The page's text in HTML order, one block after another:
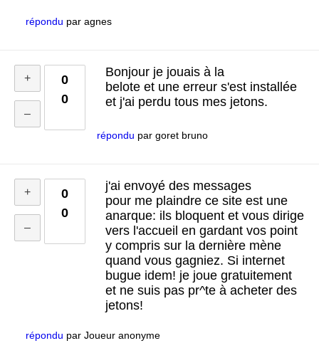
répondu par agnes
0
0
Bonjour je jouais à la
belote et une erreur s'est installée
et j'ai perdu tous mes jetons.
répondu par goret bruno
0
0
j'ai envoyé des messages
pour me plaindre ce site est une
anarque: ils bloquent et vous dirige
vers l'accueil en gardant vos point
y compris sur la dernière mène
quand vous gagniez. Si internet
bugue idem! je joue gratuitement
et ne suis pas pr^te à acheter des
jetons!
répondu par Joueur anonyme